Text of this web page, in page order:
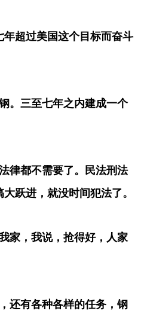
年超过美国这个目标而奋斗
。三至七年之内建成一个
律都不需要了。民法刑法
大跃进，就没时间犯法了。
家，我说，抢得好，人家
还有各种各样的任务，钢